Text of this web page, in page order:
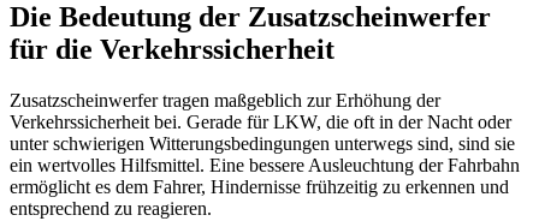
Die Bedeutung der Zusatzscheinwerfer
für die Verkehrssicherheit
Zusatzscheinwerfer tragen maßgeblich zur Erhöhung der
Verkehrssicherheit bei. Gerade für LKW, die oft in der Nacht oder
unter schwierigen Witterungsbedingungen unterwegs sind, sind sie
ein wertvolles Hilfsmittel. Eine bessere Ausleuchtung der Fahrbahn
ermöglicht es dem Fahrer, Hindernisse frühzeitig zu erkennen und
entsprechend zu reagieren.